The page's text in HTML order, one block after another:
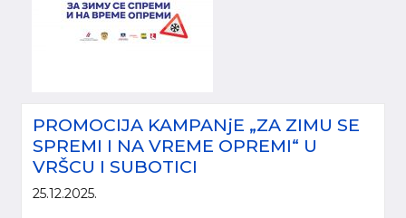
PROMOCIJA KAMPANjE „ZA ZIMU SE
SPREMI I NA VREME OPREMI“ U
VRŠCU I SUBOTICI
25.12.2025.